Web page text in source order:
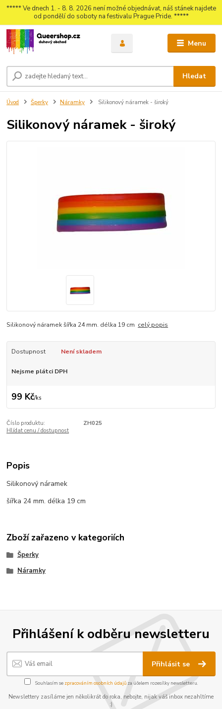
***** Ve dnech 1. - 8. 8. 2026 není možné objednávat, náš stánek najdete
od pondělí do soboty na festivalu Prague Pride. *****
Menu
Hledat
Úvod Šperky Náramky Silikonový náramek - široký
Silikonový náramek - široký
Silikonový náramek šířka 24 mm. délka 19 cm celý popis
Dostupnost Není skladem
Nejsme plátci DPH
99 Kč/ks
Číslo produktu:
ZH025
Hlídat cenu / dostupnost
Popis
Silikonový náramek
šířka 24 mm. délka 19 cm
Zboží zařazeno v kategoriích
Šperky
Náramky
Přihlášení k odběru newsletteru
Přihlásit se
Souhlasím se zpracováním osobních údajůza účelem rozesílky newsletteru.
Newslettery zasíláme jen několikrát do roka, nebojte, nijak váš inbox nezahltíme
:)